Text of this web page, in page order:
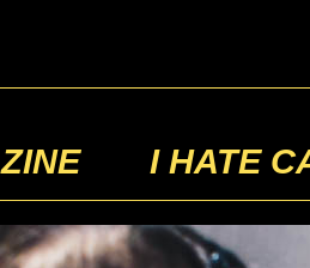
ZINE I HATE